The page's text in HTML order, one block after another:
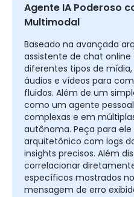
Agente IA Poderoso
Multimodal
Baseado na avançada
assistente de chat
diferentes tipos de
áudios e vídeos para
fluidos. Além de um
como um agente
complexas e em
autônoma. Peça para
arquitetônico com logs
insights precisos. Além
correlacionar
específicos mostrados
mensagem de erro